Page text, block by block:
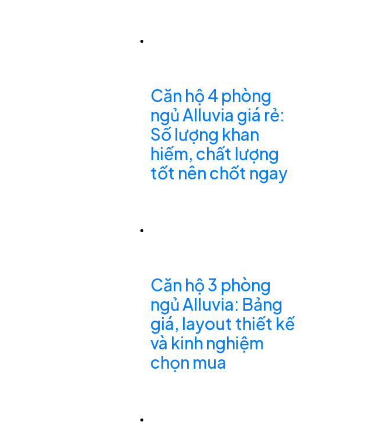
Căn hộ 4 phòng
ngủ Alluvia giá rẻ:
Số lượng khan
hiếm, chất lượng
tốt nên chốt ngay
Căn hộ 3 phòng
ngủ Alluvia: Bảng
giá, layout thiết kế
và kinh nghiệm
chọn mua